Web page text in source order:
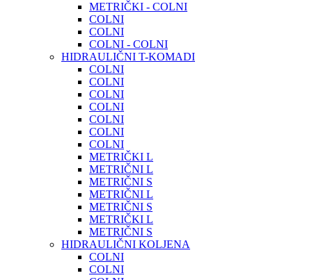
METRIČKI - COLNI
COLNI
COLNI
COLNI - COLNI
HIDRAULIČNI T-KOMADI
COLNI
COLNI
COLNI
COLNI
COLNI
COLNI
COLNI
METRIČKI L
METRIČNI L
METRIČNI S
METRIČNI L
METRIČNI S
METRIČKI L
METRIČNI S
HIDRAULIČNI KOLJENA
COLNI
COLNI